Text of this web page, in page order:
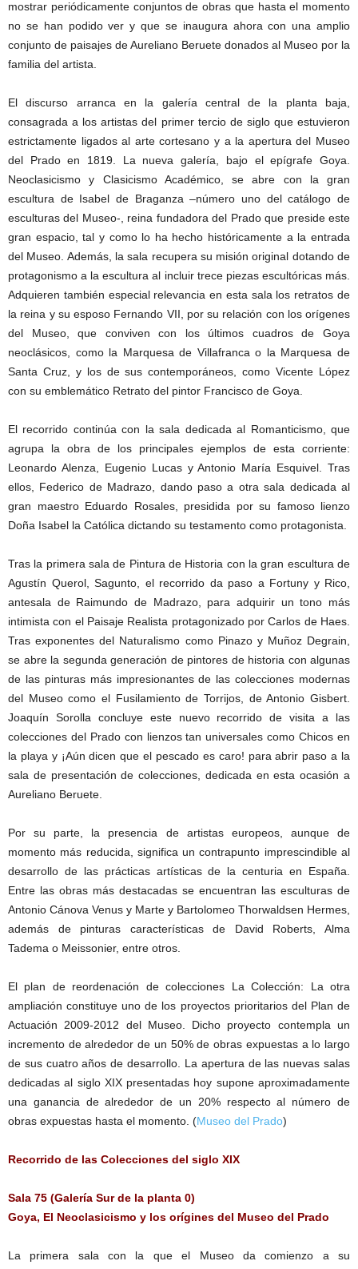
mostrar periódicamente conjuntos de obras que hasta el momento
no se han podido ver y que se inaugura ahora con una amplio
conjunto de paisajes de Aureliano Beruete donados al Museo por la
familia del artista.
El discurso arranca en la galería central de la planta baja,
consagrada a los artistas del primer tercio de siglo que estuvieron
estrictamente ligados al arte cortesano y a la apertura del Museo
del Prado en 1819. La nueva galería, bajo el epígrafe Goya.
Neoclasicismo y Clasicismo Académico, se abre con la gran
escultura de Isabel de Braganza –número uno del catálogo de
esculturas del Museo-, reina fundadora del Prado que preside este
gran espacio, tal y como lo ha hecho históricamente a la entrada
del Museo. Además, la sala recupera su misión original dotando de
protagonismo a la escultura al incluir trece piezas escultóricas más.
Adquieren también especial relevancia en esta sala los retratos de
la reina y su esposo Fernando VII, por su relación con los orígenes
del Museo, que conviven con los últimos cuadros de Goya
neoclásicos, como la Marquesa de Villafranca o la Marquesa de
Santa Cruz, y los de sus contemporáneos, como Vicente López
con su emblemático Retrato del pintor Francisco de Goya.
El recorrido continúa con la sala dedicada al Romanticismo, que
agrupa la obra de los principales ejemplos de esta corriente:
Leonardo Alenza, Eugenio Lucas y Antonio María Esquivel. Tras
ellos, Federico de Madrazo, dando paso a otra sala dedicada al
gran maestro Eduardo Rosales, presidida por su famoso lienzo
Doña Isabel la Católica dictando su testamento como protagonista.
Tras la primera sala de Pintura de Historia con la gran escultura de
Agustín Querol, Sagunto, el recorrido da paso a Fortuny y Rico,
antesala de Raimundo de Madrazo, para adquirir un tono más
intimista con el Paisaje Realista protagonizado por Carlos de Haes.
Tras exponentes del Naturalismo como Pinazo y Muñoz Degrain,
se abre la segunda generación de pintores de historia con algunas
de las pinturas más impresionantes de las colecciones modernas
del Museo como el Fusilamiento de Torrijos, de Antonio Gisbert.
Joaquín Sorolla concluye este nuevo recorrido de visita a las
colecciones del Prado con lienzos tan universales como Chicos en
la playa y ¡Aún dicen que el pescado es caro! para abrir paso a la
sala de presentación de colecciones, dedicada en esta ocasión a
Aureliano Beruete.
Por su parte, la presencia de artistas europeos, aunque de
momento más reducida, significa un contrapunto imprescindible al
desarrollo de las prácticas artísticas de la centuria en España.
Entre las obras más destacadas se encuentran las esculturas de
Antonio Cánova Venus y Marte y Bartolomeo Thorwaldsen Hermes,
además de pinturas características de David Roberts, Alma
Tadema o Meissonier, entre otros.
El plan de reordenación de colecciones La Colección: La otra
ampliación constituye uno de los proyectos prioritarios del Plan de
Actuación 2009-2012 del Museo. Dicho proyecto contempla un
incremento de alrededor de un 50% de obras expuestas a lo largo
de sus cuatro años de desarrollo. La apertura de las nuevas salas
dedicadas al siglo XIX presentadas hoy supone aproximadamente
una ganancia de alrededor de un 20% respecto al número de
obras expuestas hasta el momento. (Museo del Prado)
Recorrido de las Colecciones del siglo XIX
Sala 75 (Galería Sur de la planta 0)
Goya, El Neoclasicismo y los orígines del Museo del Prado
La primera sala con la que el Museo da comienzo a su